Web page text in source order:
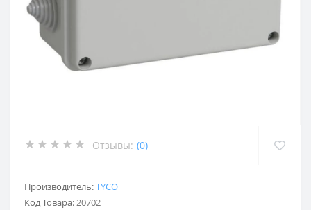
Отзывы: (0)
Производитель:TYCO
Код Товара:20702